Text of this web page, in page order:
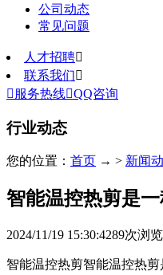
公司动态
常见问题
人才招聘
联系我们
 服务热线QQ咨询
行业动态
您的位置： 首页 → > 新闻
智能温控热剪是
2024/11/19 15:30:4289次浏览
智能温控热剪智能温控热